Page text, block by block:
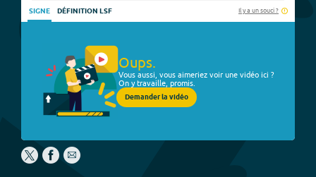
SIGNE DÉFINITION LSF Il y a un souci ?
Oups.
Vous aussi, vous aimeriez voir une vidéo ici ?
On y travaille, promis.
Demander la vidéo